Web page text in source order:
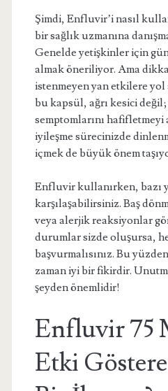
Şimdi, Enfluvir’i nasıl
bir sağlık uzmanına
Genelde yetişkinler için
almak öneriliyor. Ama
istenmeyen yan etkilere
bu kapsül, ağrı kesici değil;
semptomlarını hafifletmeyi
iyileşme sürecinizde
içmek de büyük önem
Enfluvir kullanırken, bazı
karşılaşabilirsiniz. Baş
veya alerjik reaksiyonlar
durumlar sizde oluşursa,
başvurmalısınız. Bu
zaman iyi bir fikirdir.
şeyden önemlidir!
Enfluvir 75
Etki